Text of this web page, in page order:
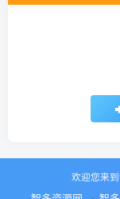
欢迎您来